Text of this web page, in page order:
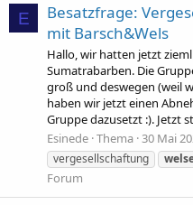
E
Besatzfrage:
mit Barsch&Wels
Hallo, wir hatten jetzt
Sumatrabarben. Die
groß und deswegen (weil
haben wir jetzt einen
Gruppe dazusetzt :). Jetzt
Esinede Thema 30 Mai
vergesellschaftung
Forum